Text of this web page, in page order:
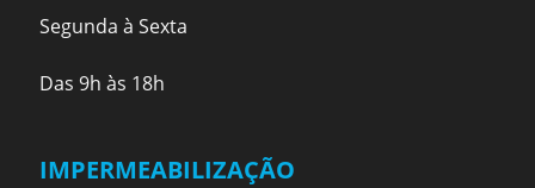
Segunda à Sexta
Das 9h às 18h
IMPERMEABILIZAÇÃO